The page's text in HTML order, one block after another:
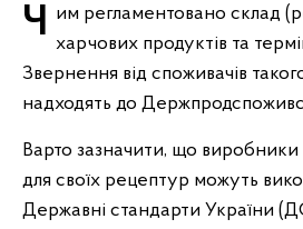
Чим регламентовано склад (рецептура) харчових продуктів та
Звернення від споживачів
надходять до
Варто зазначити, що виробники
для своїх рецептур можуть
Державні стандарти України